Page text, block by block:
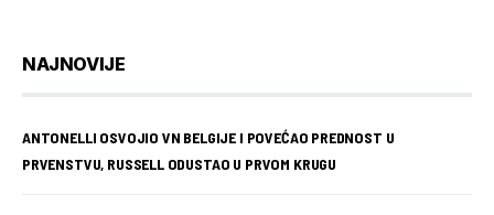
NAJNOVIJE
ANTONELLI OSVOJIO VN BELGIJE I POVEĆAO PREDNOST U
PRVENSTVU, RUSSELL ODUSTAO U PRVOM KRUGU